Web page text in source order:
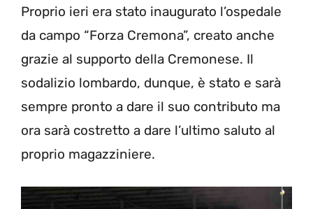
Proprio ieri era stato inaugurato l’ospedale
da campo “Forza Cremona”, creato anche
grazie al supporto della Cremonese. Il
sodalizio lombardo, dunque, è stato e sarà
sempre pronto a dare il suo contributo ma
ora sarà costretto a dare l’ultimo saluto al
proprio magazziniere.